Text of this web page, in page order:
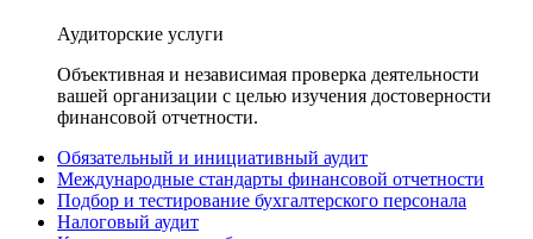
Аудиторские услуги
Объективная и независимая проверка деятельности
вашей организации с целью изучения достоверности
финансовой отчетности.
Обязательный и инициативный аудит
Международные стандарты финансовой отчетности
Подбор и тестирование бухгалтерского персонала
Налоговый аудит